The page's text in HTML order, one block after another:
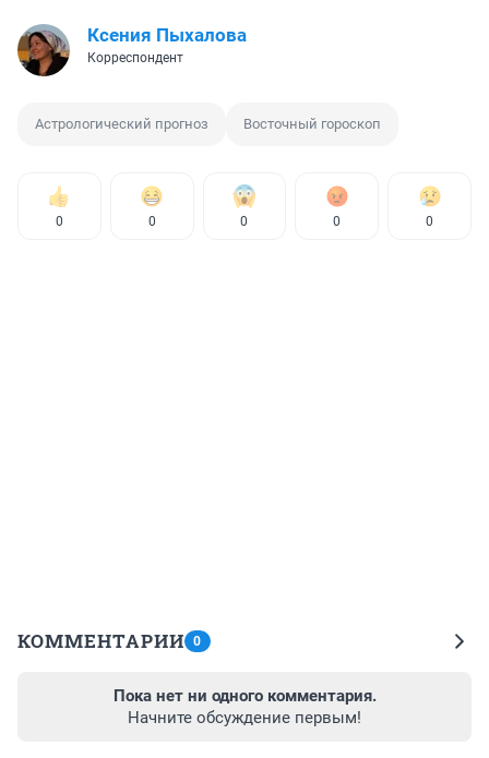
Ксения Пыхалова
Корреспондент
Астрологический прогноз Восточный гороскоп
0 0 0 0 0
КОММЕНТАРИИ 0
Пока нет ни одного комментария.
Начните обсуждение первым!